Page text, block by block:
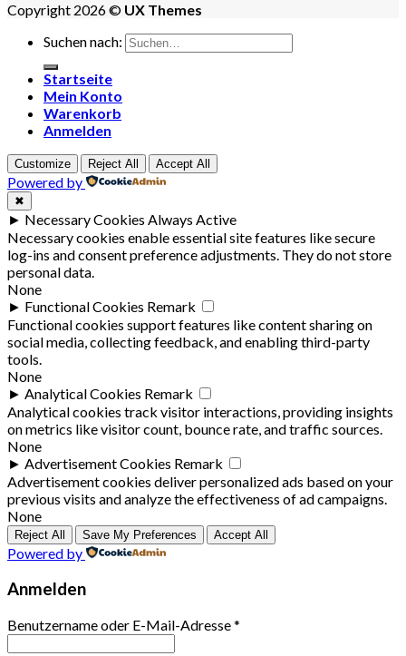
Copyright 2026 © UX Themes
Suchen nach:
Startseite
Mein Konto
Warenkorb
Anmelden
Customize Reject All Accept All
Powered by
✖
► Necessary Cookies Always Active
Necessary cookies enable essential site features like secure
log-ins and consent preference adjustments. They do not store
personal data.
None
► Functional Cookies Remark
Functional cookies support features like content sharing on
social media, collecting feedback, and enabling third-party
tools.
None
► Analytical Cookies Remark
Analytical cookies track visitor interactions, providing insights
on metrics like visitor count, bounce rate, and traffic sources.
None
► Advertisement Cookies Remark
Advertisement cookies deliver personalized ads based on your
previous visits and analyze the effectiveness of ad campaigns.
None
Reject All Save My Preferences Accept All
Powered by
Anmelden
Benutzername oder E-Mail-Adresse*